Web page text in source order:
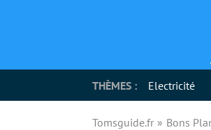
THÈMES : Electricité
Tomsguide.fr Bons